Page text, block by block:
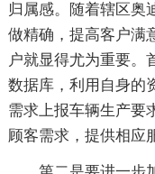
归属感。随着辖区奥
做精确，提高客户满
户就显得尤为重要。
数据库，利用自身的
需求上报车辆生产要
顾客需求，提供相应